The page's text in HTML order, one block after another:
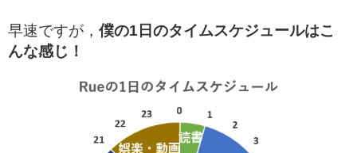
早速ですが， 僕の1日のタイムスケジュールはこ
んな感じ！